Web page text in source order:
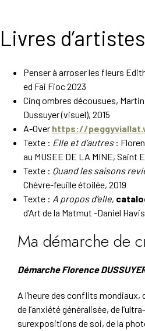
Livres
Penser à arroser les fleurs
ed Fai Fioc 2023
Cinq ombres décousues,
Dussuyer (visuel), 2015
A-Over https://
Texte : Elle et d’autres:
au MUSEE DE LA MINE, Saint
Texte : Quand les saisons
Chèvre-feuille étoilée, 2019
Texte : A propos d’elle,
d’Art de la Matmut -Daniel
Ma démarche de
Démarche Florence
A l’heure des conflits mondiaux,
de l’anxiété généralisée, de
surexpositions de soi, de la